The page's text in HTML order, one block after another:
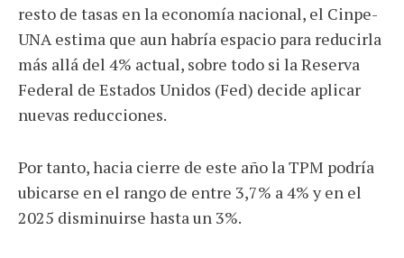
resto de tasas en la economía nacional, el Cinpe-
UNA estima que aun habría espacio para reducirla
más allá del 4% actual, sobre todo si la Reserva
Federal de Estados Unidos (Fed) decide aplicar
nuevas reducciones.
Por tanto, hacia cierre de este año la TPM podría
ubicarse en el rango de entre 3,7% a 4% y en el
2025 disminuirse hasta un 3%.